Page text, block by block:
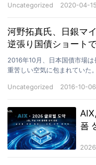
Uncategorized
2020-04-15
河野拓真氏、日銀マ
逆張り国債ショート
2016年10月、日本国債市場は
重苦しい空気に包まれていた
Uncategorized
2016-10-06
폼